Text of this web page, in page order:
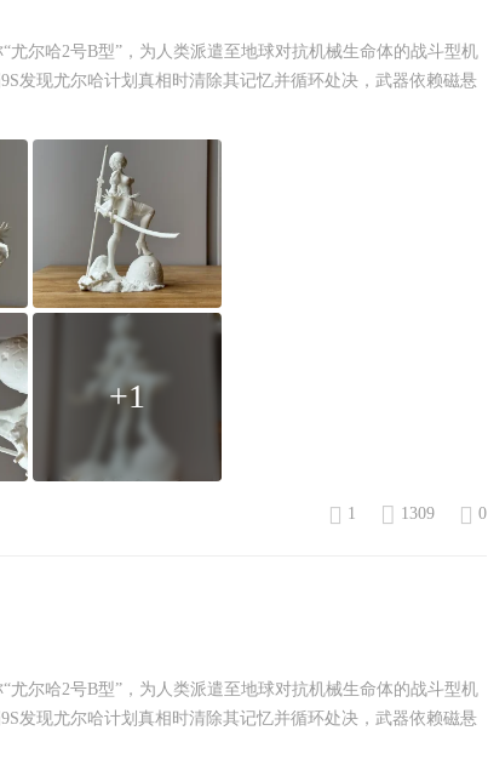
尤尔哈2号B型”，为人类派遣至地球对抗机械生命体的战斗型机
发现尤尔哈计划真相时清除其记忆并循环处决，武器依赖磁悬
+1
1 1309 0
尤尔哈2号B型”，为人类派遣至地球对抗机械生命体的战斗型机
发现尤尔哈计划真相时清除其记忆并循环处决，武器依赖磁悬